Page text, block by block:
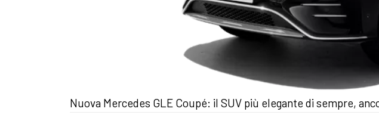
Nuova Mercedes GLE Coupé: il SUV più elegante di sempre,